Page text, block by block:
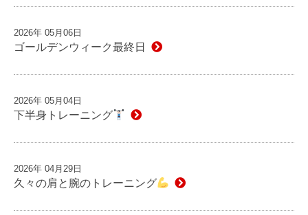
2026年 05月06日
ゴールデンウィーク最終日
2026年 05月04日
下半身トレーニング
2026年 04月29日
久々の肩と腕のトレーニング